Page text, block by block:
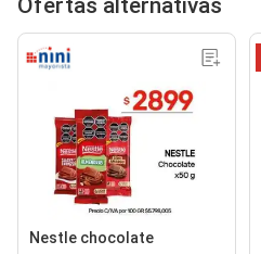
Ofertas alternativas
Nestle chocolate